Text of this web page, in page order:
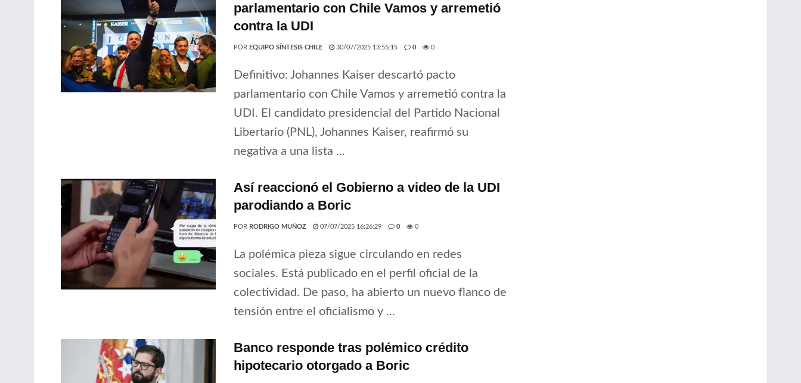
parlamentario con Chile Vamos y arremetió
contra la UDI
POR EQUIPO SÍNTESIS CHILE 30/07/2025 13:55:15 0 0
Definitivo: Johannes Kaiser descartó pacto
parlamentario con Chile Vamos y arremetió contra la
UDI. El candidato presidencial del Partido Nacional
Libertario (PNL), Johannes Kaiser, reafirmó su
negativa a una lista ...
Así reaccionó el Gobierno a video de la UDI
parodiando a Boric
POR RODRIGO MUÑOZ 07/07/2025 16:26:29 0 0
La polémica pieza sigue circulando en redes
sociales. Está publicado en el perfil oficial de la
colectividad. De paso, ha abierto un nuevo flanco de
tensión entre el oficialismo y ...
Banco responde tras polémico crédito
hipotecario otorgado a Boric